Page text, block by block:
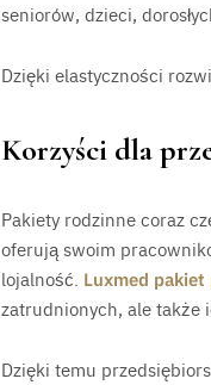
seniorów, dzieci,
Dzięki elastyczności
Korzyści dla
Pakiety rodzinne coraz
oferują swoim
lojalność. Luxmed
zatrudnionych, ale także
Dzięki temu